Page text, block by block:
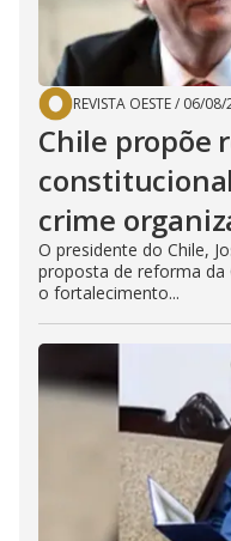
REVISTA OESTE/ 06/08/
Chile propõe
crime
O presidente do Chile,
proposta de reforma da
o fortalecimento...